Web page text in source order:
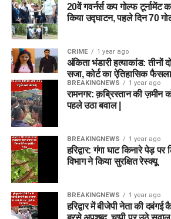
20वें गवर्नर्स कप गोल्फ टूर्नामेंट
किया उद्घाटन, पहले दिन 70
CRIME 1 year ago
अंकिता भंडारी हत्याकांड: तीनों
सजा, कोर्ट का ऐतिहासिक
BREAKINGNEWS 1 year ago
रामनगर: क़ब्रिस्तान की ज़मीन
पहले उठा बवाल |
BREAKINGNEWS 1 year ago
हरिद्वार: गंगा घाट किनारे पेड़
विभाग ने किया सुरक्षित रेस्क्यू
BREAKINGNEWS 1 year ago
हरिद्वार में बीजेपी नेता की